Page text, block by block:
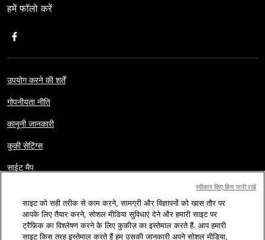
हमें फॉलो करें
उपयोग करने की शर्तें
गोपनीयता नीति
कानूनी जानकारी
कुकी सेटिंग्स
साईट मैप
कॉपीराइट © AFP 2017-2026. सर्वाधिकार सुरक्षित.पाठक हमारी वेबसाइट का
इस्तेमाल सिर्फ स्वयं, निजी और ग़ैर व्यावसायिक कार्यों के लिए कर सकते हैं. किसी भी
व्यावसायिक इस्तेमाल जैसे की AFP वेबसाइट के कंटेंट की किसी भी रूप में बिना अनुमति
व लाइसेंस प्रतिकृति अथवा वितरण करना सख्त मना है. AFP फ़ैक्ट चेक में जो दूसरे
साइट को सही तरीक से काम करने, सामग्री और विज्ञापनों को खास तौर पर
आपके लिए तैयार करने, सोशल मीडिया सुविधाएं देने और हमारी साइट पर
ट्रैफ़िक का विश्लेषण करने के लिए कुकीज़ का इस्तेमाल करते हैं. आप हमारी
साइट किस तरह इस्तेमाल करते हैं हम उसकी जानकारी अपने सोशल मीडिया,
स्वीकार किए बिना जारी रखें